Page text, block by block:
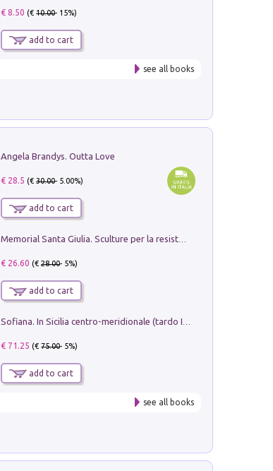
€ 8.50 (€10.00- 15%)
add to cart
see all books
Angela Brandys. Outta Love
€ 28.5 (€30.00- 5.00%)
add to cart
€ 26.60 (€28.00- 5%)
add to cart
€ 71.25 (€75.00- 5%)
add to cart
see all books